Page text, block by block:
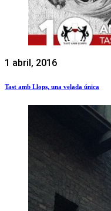
1 abril, 2016
Tast amb Llops, una velada única